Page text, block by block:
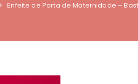
Enfeite de Porta de Maternidade –